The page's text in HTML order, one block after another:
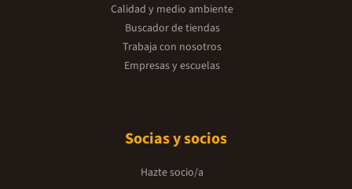
Calidad y medio ambiente
Buscador de tiendas
Trabaja con nosotros
Empresas y escuelas
Socias y socios
Hazte socio/a